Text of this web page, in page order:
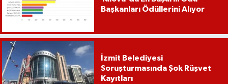
Başkanları Ödüllerini Alıyor
İzmit Belediyesi
Soruşturmasında Şok Rüşvet
Kayıtları